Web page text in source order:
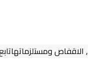
, الاقفاص ومستلزماتها